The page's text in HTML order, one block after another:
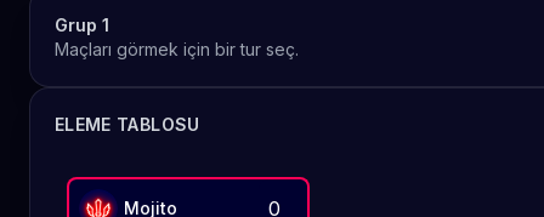
Grup 1
Maçları görmek için bir tur seç.
ELEME TABLOSU
Mojito 0